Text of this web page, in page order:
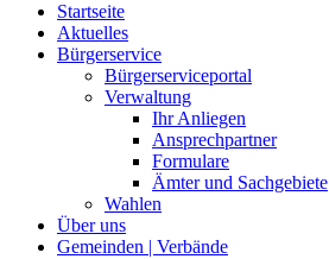
Startseite
Aktuelles
Bürgerservice
Bürgerserviceportal
Verwaltung
Ihr Anliegen
Ansprechpartner
Formulare
Ämter und Sachgebiete
Wahlen
Über uns
Gemeinden | Verbände